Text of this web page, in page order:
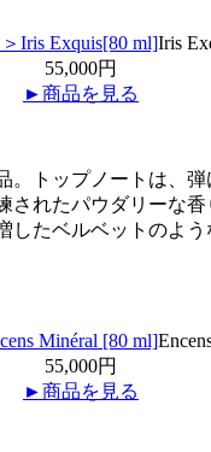
Iris
55,000円
►商品を見る
トップノートは、
れたパウダリーな
たベルベットのよ
55,000円
►商品を見る